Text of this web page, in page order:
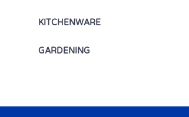
KITCHENWARE
GARDENING